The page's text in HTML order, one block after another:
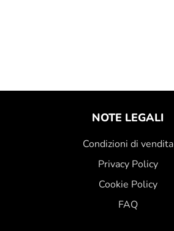
NOTE LEGALI
Condizioni di vendita
Privacy Policy
Cookie Policy
FAQ